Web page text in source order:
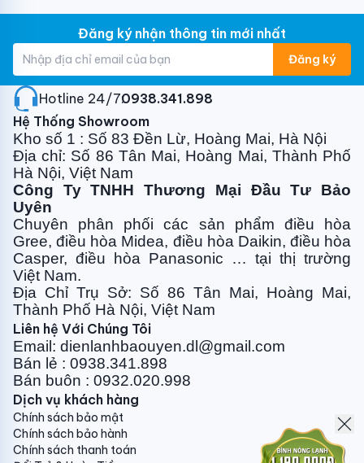
Cửa gió trên dàn lạnh (indoor) điều hoà HIKAWA định
hướng di chuyển tự động theo cả chiều ngang và
chiều dọc, hướng luồng gió đi khắp mọi ngóc ngách
của căn phòng.
Thiết kế tối ưu, giảm thiểu tiếng ồn
Đắm chìm trong bầu không khí yên tĩnh. Máy nén
trong điều hoà HIKAWA được thiết kế tối ưu nhằm
giảm thiểu tiếng ồn do rung động. Ngoài ra, để giảm
thiểu tiếng ồn hơn nữa, máy nén được bao bọc bởi lớp
cách âm dày 7mm, khiến điều hoà HIKAWA có thể
đạt độ ồn ở mức thấp nhất là 41 dB.
Ống gió được thiết kế để thích ứng với quạt gió, cho
phép luồng không khí vào, ra êm ái hơn và giảm ma
sát không khí trên dàn lạnh (indoor), giúp giảm thiểu
hầu hết tiếng ồn luồng gió gây ra từ dàn lạnh (indoor).
Bộ lọc kép
Hệ thống lọc kép trên dàn lạnh (indoor) của máy điều
hoà HIKAWA giúp loại bỏ triệt để các chất độc hại,
mang đến không khí trong lành, sạch sẽ cho căn
Đăng ký nhận thông tin mới nhất
Đăng ký
Hotline 24/7:0938.341.898
Hệ Thống Showroom
Kho số 1 : Số 83 Đền Lừ, Hoàng Mai, Hà Nội
Địa chỉ: Số 86 Tân Mai, Hoàng Mai, Thành Phố
Hà Nội, Việt Nam
Công Ty TNHH Thương Mại Đầu Tư Bảo
Uyên
Chuyên phân phối các sản phẩm điều hòa
Gree, điều hòa Midea, điều hòa Daikin, điều hòa
Casper, điều hòa Panasonic … tại thị trường
Việt Nam.
Địa Chỉ Trụ Sở: Số 86 Tân Mai, Hoàng Mai,
Thành Phố Hà Nội, Việt Nam
Liên hệ Với Chúng Tôi
Email: dienlanhbaouyen.dl@gmail.com
Bán lẻ : 0938.341.898
Bán buôn : 0932.020.998
Dịch vụ khách hàng
Chính sách bảo mật
Chính sách bảo hành
Chính sách thanh toán